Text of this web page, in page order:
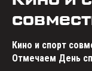
Кино и спорт
Отмечаем День